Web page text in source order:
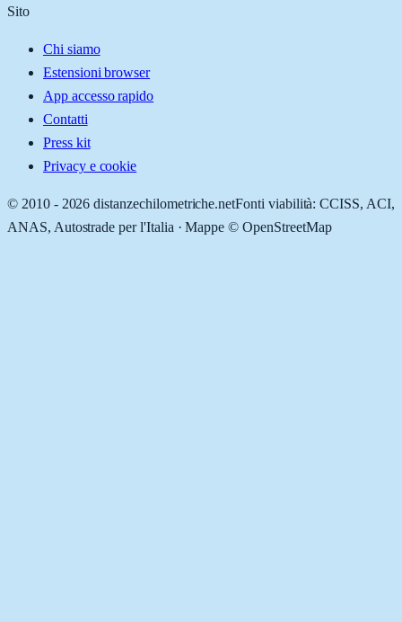
Sito
Chi siamo
Estensioni browser
App accesso rapido
Contatti
Press kit
Privacy e cookie
© 2010 - 2026 distanzechilometriche.netFonti viabilità: CCISS, ACI,
ANAS, Autostrade per l'Italia · Mappe © OpenStreetMap